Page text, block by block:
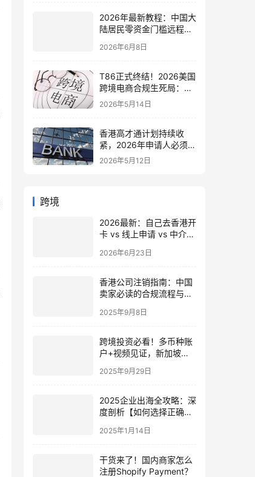
2026年最新教程：中国大
陆居民零资金门槛远程开
流程
2026年6月8日
T86正式终结！2026美国
跨境电商合规生死局：海
外仓、美国公司与税务架
构全面重构
2026年5月14日
香港高才通计划持续收
紧，2026年申请人必须注
意的7个关键变化！附最
2026年5月12日
跨境
2026最新：自己去香港开
卡 vs 线上申请 vs 中介代
南
2026年6月23日
香港公司注销指南：中国
卖家必读的合规流程与政
2025年9月8日
跨境投资必看！多币种账
户+视频见证，新加坡五
费用全攻略
2025年9月29日
2025企业出海全攻略：深
度剖析【如何选择正确的
2025年1月14日
干货来了！国内商家怎么
注册Shopify Payment？